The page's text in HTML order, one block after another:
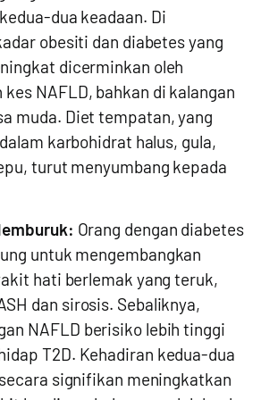
dua keadaan. Di
obesiti dan diabetes yang
dicerminkan oleh
NAFLD, bahkan di kalangan
muda. Diet tempatan, yang
karbohidrat halus, gula,
turut menyumbang kepada
Orang dengan diabetes
untuk mengembangkan
hati berlemak yang teruk,
dan sirosis. Sebaliknya,
NAFLD berisiko lebih tinggi
T2D. Kehadiran kedua-dua
signifikan meningkatkan